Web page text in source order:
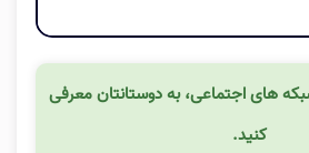
های اجتماعی، به دوستانتان معرفی
کنید.